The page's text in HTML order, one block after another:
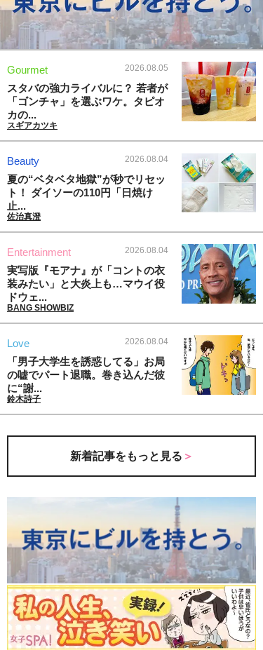
Gourmet 2026.08.05
スタバの強力ライバルに？ 若者が
「ゴンチャ」を選ぶワケ。タピオ
カの...
スギアカツキ
Beauty 2026.08.04
夏の“ベタベタ地獄”が秒でリセッ
ト！ ダイソーの110円「日焼け
止...
佐治真澄
Entertainment 2026.08.04
実写版『モアナ』が「コントの衣
装みたい」と大炎上も…マウイ役
ドウェ...
BANG SHOWBIZ
Love 2026.08.04
「男子大学生を誘惑してる」お局
の嘘でパート退職。巻き込んだ彼
に“謝...
鈴木詩子
新着記事をもっと見る